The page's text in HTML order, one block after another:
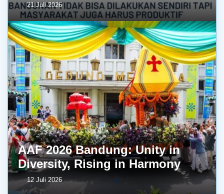
21 Juli 2026
AAF 2026 Bandung: Unity in
Diversity, Rising in Harmony
12 Juli 2026